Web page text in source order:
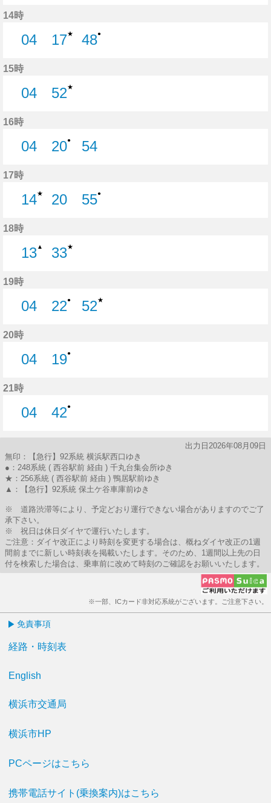
14時
04
17★
48●
15時
04
52★
16時
04
20●
54
17時
14★
20
55●
18時
13▲
33★
19時
04
22●
52★
20時
04
19●
21時
04
42●
出力日2026年08月09日
無印：【急行】92系統 横浜駅西口ゆき
●：248系統 ( 西谷駅前 経由 ) 千丸台集会所ゆき
★：256系統 ( 西谷駅前 経由 ) 鴨居駅前ゆき
▲：【急行】92系統 保土ケ谷車庫前ゆき
※ 道路渋滞等により、予定どおり運行できない場合がありますのでご了
承下さい。
※ 祝日は休日ダイヤで運行いたします。
ご注意：ダイヤ改正により時刻を変更する場合は、概ねダイヤ改正の1週
間前までに新しい時刻表を掲載いたします。そのため、1週間以上先の日
付を検索した場合は、乗車前に改めて時刻のご確認をお願いいたします。
※一部、ICカード非対応系統がございます。ご注意下さい。
免責事項
経路・時刻表
English
横浜市交通局
横浜市HP
PCページはこちら
携帯電話サイト(乗換案内)はこちら